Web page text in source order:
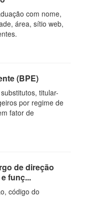
com nome,
área, sítio web,
(BPE)
titular-
por regime de
fator de
de direção
funç...
código do